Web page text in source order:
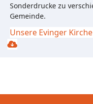
Sonderdrucke zu
Gemeinde.
Unsere Evinger Kirche